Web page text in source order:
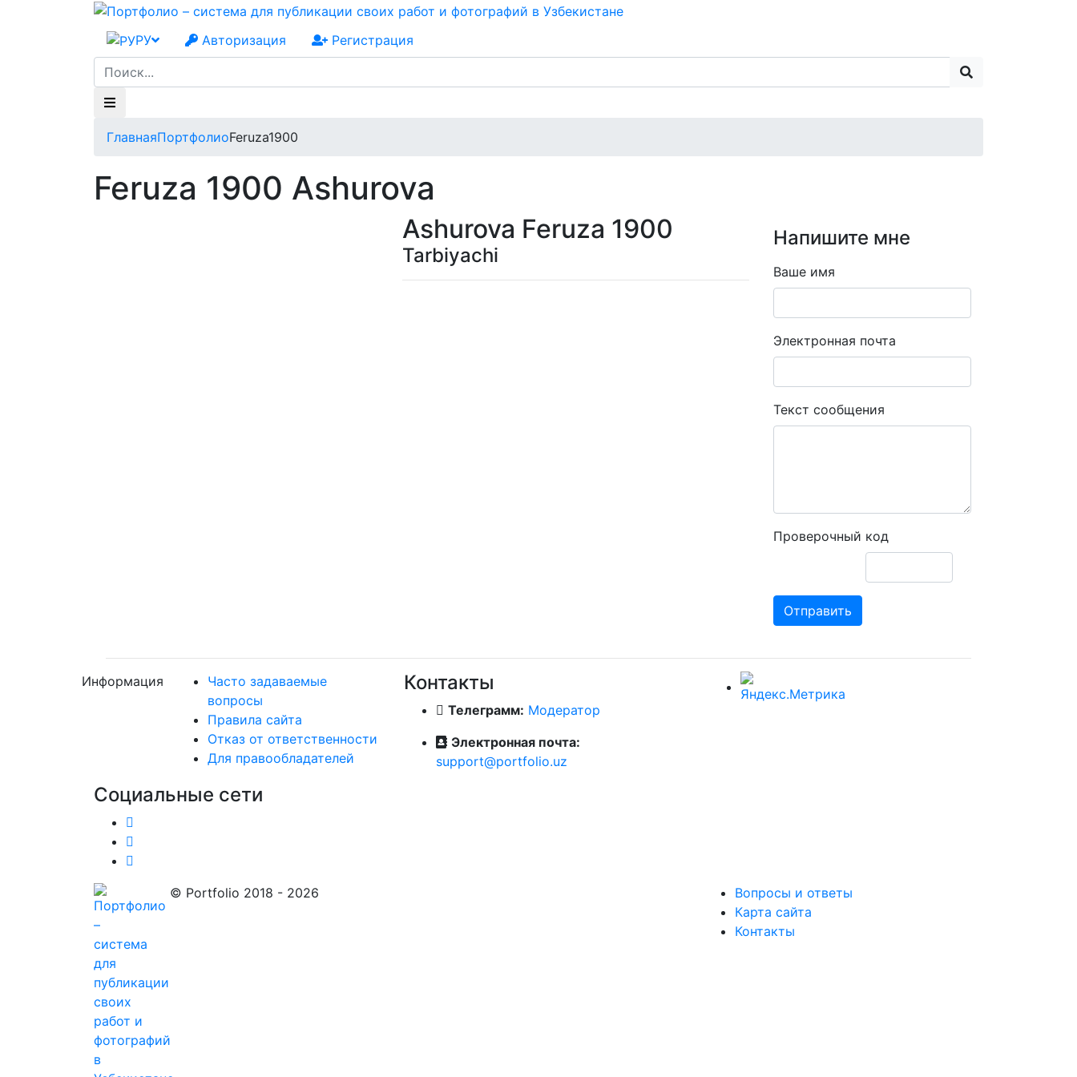
РУ Авторизация Регистрация
ГлавнаяПортфолиоFeruza1900
Feruza 1900 Ashurova
Ashurova Feruza 1900
Tarbiyachi
Напишите мне
Ваше имя
Электронная почта
Текст сообщения
Проверочный код
Отправить
Информация
Часто задаваемые
вопросы
Правила сайта
Отказ от ответственности
Для правообладателей
Контакты
Телеграмм: Модератор
Электронная почта:
support@portfolio.uz
Социальные сети
© Portfolio 2018 - 2026
Вопросы и ответы
Карта сайта
Контакты